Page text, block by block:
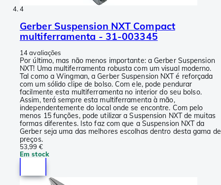
4
Gerber Suspension NXT Compact
multiferramenta - 31-003345
14 avaliações
Por último, mas não menos importante: a Gerber Suspension
NXT! Uma multiferramenta robusta com um visual moderno.
Tal como a Wingman, a Gerber Suspension NXT é reforçada
com um sólido clipe de bolso. Com ele, pode pendurar
facilmente esta multiferramenta no interior do seu bolso.
Assim, terá sempre esta multiferramenta à mão,
independentemente do local onde se encontre. Com pelo
menos 15 funções, pode utilizar a Suspension NXT de muitas
formas diferentes. Isto faz com que a Suspension NXT da
Gerber seja uma das melhores escolhas dentro desta gama de
preços.
53,99 €
Em stock